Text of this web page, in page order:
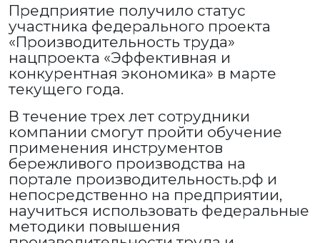
Предприятие получило статус
участника федерального проекта
«Производительность труда»
нацпроекта «Эффективная и
конкурентная экономика» в марте
текущего года.
В течение трех лет сотрудники
компании смогут пройти обучение
применения инструментов
бережливого производства на
портале производительность.рф и
непосредственно на предприятии,
научиться использовать федеральные
методики повышения